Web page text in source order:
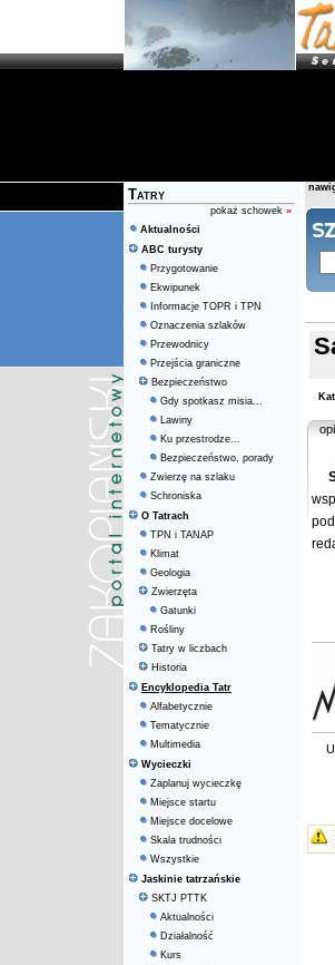
Tatry
pokaż schowek »
Aktualności
ABC turysty
Przygotowanie
Ekwipunek
Informacje TOPR i TPN
Oznaczenia szlaków
Przewodnicy
Przejścia graniczne
Bezpieczeństwo
Gdy spotkasz misia...
Lawiny
Ku przestrodze...
Bezpieczeństwo, porady
Zwierzę na szlaku
Schroniska
O Tatrach
TPN i TANAP
Klimat
Geologia
Zwierzęta
Gatunki
Rośliny
Tatry w liczbach
Historia
Encyklopedia Tatr
Alfabetycznie
Tematycznie
Multimedia
Wycieczki
Zaplanuj wycieczkę
Miejsce startu
Miejsce docelowe
Skala trudności
Wszystkie
Jaskinie tatrzańskie
SKTJ PTTK
Aktualności
Działalność
Kurs